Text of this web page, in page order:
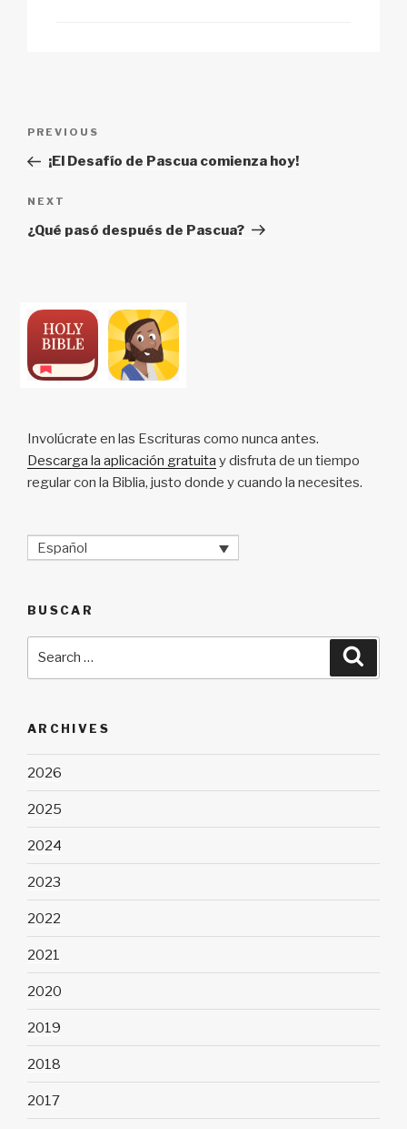
Previous
Post
PREVIOUS
¡El Desafío de Pascua comienza hoy!
Next
Post
NEXT
¿Qué pasó después de Pascua?
Involúcrate en las Escrituras como nunca antes.
Descarga la aplicación gratuita y disfruta de un tiempo
regular con la Biblia, justo donde y cuando la necesites.
Español
BUSCAR
ARCHIVES
2026
2025
2024
2023
2022
2021
2020
2019
2018
2017